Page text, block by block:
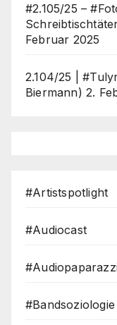
#2.105/25 –
Februar 2025
2.104/25 |
Biermann) 2.
#Artistspotlight
#Audiocast
#Bandsoziologie